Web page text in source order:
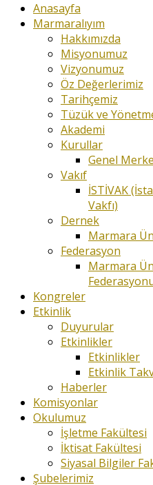
Anasayfa
Marmaralıyım
Hakkımızda
Misyonumuz
Vizyonumuz
Öz Değerlerimiz
Tarihçemiz
Tüzük ve
Akademi
Kurullar
Genel
Vakıf
İSTİVAK
Vakfı)
Dernek
Marmara
Federasyon
Marmara
Kongreler
Etkinlik
Duyurular
Etkinlikler
Etkinlikler
Etkinlik
Haberler
Komisyonlar
Okulumuz
İşletme Fakültesi
İktisat Fakültesi
Siyasal Bilgiler
Şubelerimiz